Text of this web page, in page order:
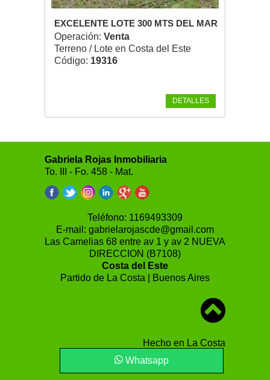
EXCELENTE LOTE 300 MTS DEL MAR
Operación: Venta
Terreno / Lote en Costa del Este
Código: 19316
DETALLES
Whatsapp
Gabriela Rojas Inmobiliaria
To. III - Fo. 458 - Mat.
Teléfono: 1169493309
E-mail: gabrielarojascde@gmail.com
Las Camelias 68 entre av 1 y av 2 NUEVA
DIRECCION (B7108)
Costa del Este
Partido de La Costa | Buenos Aires
Hecho en La Costa